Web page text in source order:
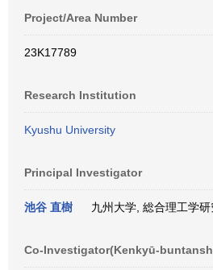
Project/Area Number
23K17789
Research Institution
Kyushu University
Principal Investigator
池谷 直樹 九州大学, 総合理工学
Co-Investigator(Kenkyū-